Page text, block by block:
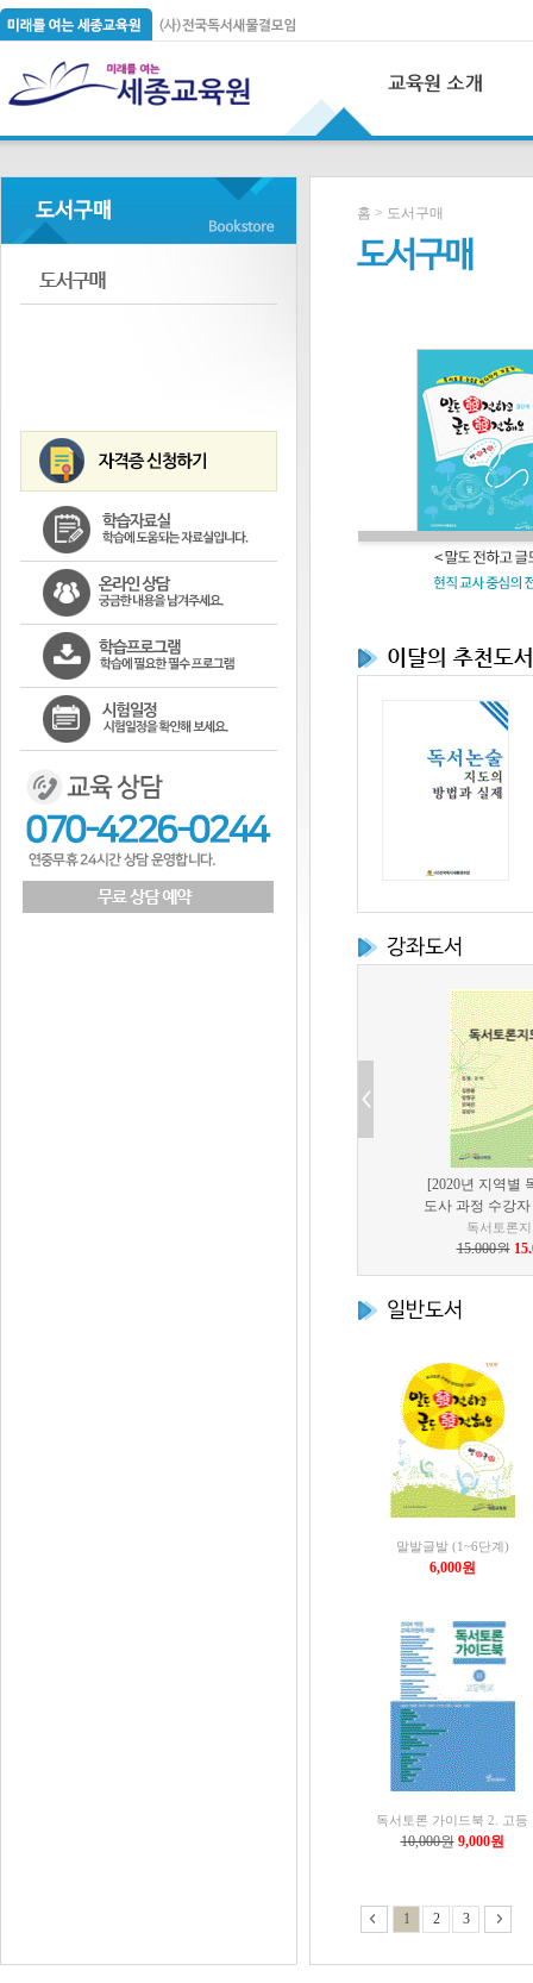
홈 > 도서구매
[2020년 지역별
도사 과정 수강
독서토론
15,000원
말발글발 (1~6단계)
6,000원
독서토론 가이드북 2. 고등
10,000원 9,000원
1 2 3